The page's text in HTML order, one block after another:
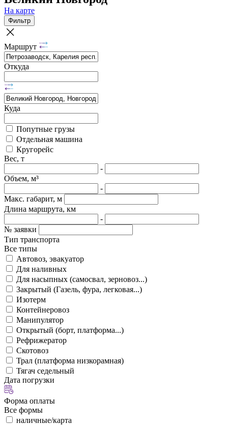
На карте
Фильтр
Маршрут
Откуда
Куда
Попутные грузы
Отдельная машина
Кругорейс
Вес, т
-
Объем, м³
-
Макс. габарит, м
Длина маршрута, км
-
№ заявки
Тип транспорта
Все типы
Автовоз, эвакуатор
Для наливных
Для насыпных (самосвал, зерновоз...)
Закрытый (Газель, фура, легковая...)
Изотерм
Контейнеровоз
Манипулятор
Открытый (борт, платформа...)
Рефрижератор
Скотовоз
Трал (платформа низкорамная)
Тягач седельный
Дата погрузки
Форма оплаты
Все формы
наличные/карта